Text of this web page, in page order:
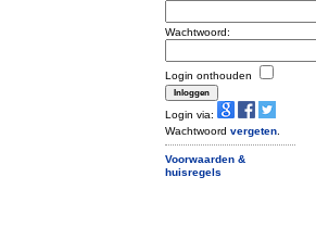
Wachtwoord:
Login onthouden
Login via:
Wachtwoord vergeten
Voorwaarden &
huisregels